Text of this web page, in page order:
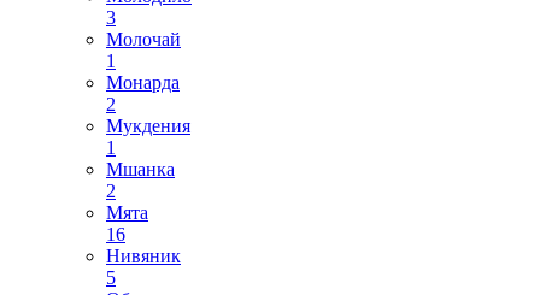
3
Молочай
1
Монарда
2
Мукдения
1
Мшанка
2
Мята
16
Нивяник
5